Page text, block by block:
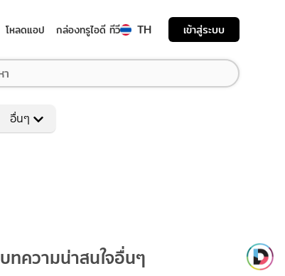
โหลดแอป กล่องทรูไอดี ทีวี TH เข้าสู่ระบบ
อื่นๆ
บทความน่าสนใจอื่นๆ